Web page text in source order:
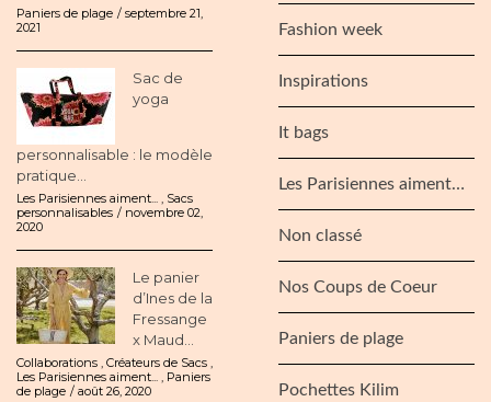
Paniers de plage
septembre 21,
2021
Sac de
yoga
personnalisable : le modèle
pratique...
Les Parisiennes aiment...
Sacs
personnalisables
novembre 02,
2020
Le panier
d’Ines de la
Fressange
x Maud...
Collaborations Créateurs de Sacs
Les Parisiennes aiment...
Paniers
de plage
août 26, 2020
Fashion week
Inspirations
It bags
Les Parisiennes aiment…
Non classé
Nos Coups de Coeur
Paniers de plage
Pochettes Kilim